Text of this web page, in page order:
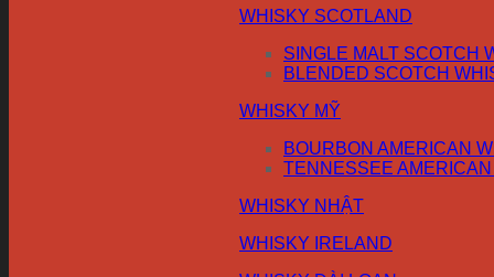
WHISKY SCOTLAND
SINGLE MALT SCOTCH
BLENDED SCOTCH
WHISKY MỸ
BOURBON AMERICAN
TENNESSEE
WHISKY NHẬT
WHISKY IRELAND